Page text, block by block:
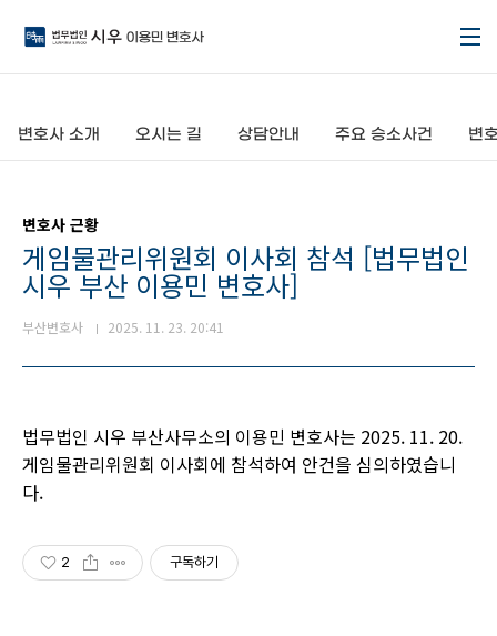
변호사 소개 오시는 길 상담안내 주요 승소사건 변
변호사 근황
게임물관리위원회 이사회 참석 [법무법인
시우 부산 이용민 변호사]
부산변호사 2025. 11. 23. 20:41
법무법인 시우 부산사무소의 이용민 변호사는 2025. 11. 20.
게임물관리위원회 이사회에 참석하여 안건을 심의하였습니
다.
2 구독하기